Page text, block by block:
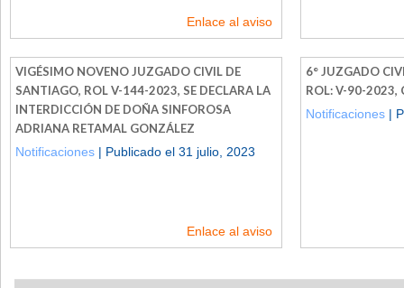
Enlace al aviso
VIGÉSIMO NOVENO JUZGADO CIVIL DE
SANTIAGO, ROL V-144-2023, SE DECLARA LA
INTERDICCIÓN DE DOÑA SINFOROSA
ADRIANA RETAMAL GONZÁLEZ
Notificaciones | Publicado el 31 julio, 2023
Enlace al aviso
6° JUZGADO
ROL: V-90-2023,
Notificaciones |